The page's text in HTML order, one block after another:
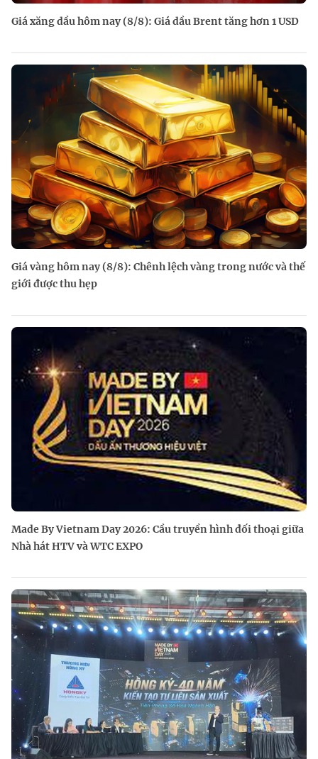
Giá xăng dầu hôm nay (8/8): Giá dầu Brent tăng hơn 1 USD
Giá vàng hôm nay (8/8): Chênh lệch vàng trong nước và thế
giới được thu hẹp
Made By Vietnam Day 2026: Cầu truyền hình đối thoại giữa
Nhà hát HTV và WTC EXPO